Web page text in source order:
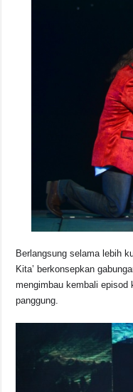
Berlangsung selama lebih
Kita’ berkonsepkan
mengimbau kembali episod
panggung.